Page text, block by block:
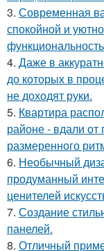
3. Современная
спокойной и
4. Даже в
до которых в
не доходят руки.
5. Квартира
районе - вдали
размеренного
6. Необычный
продуманный
ценителей
7. Создание
панелей.
8. Отличный